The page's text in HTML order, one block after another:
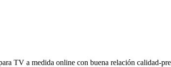
TV a medida online con buena relación calidad-